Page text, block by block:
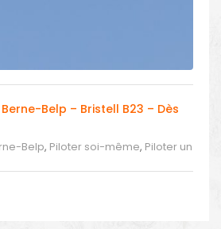
Belp – Bristell B23 – Dès
Belp, Piloter soi-même, Piloter un